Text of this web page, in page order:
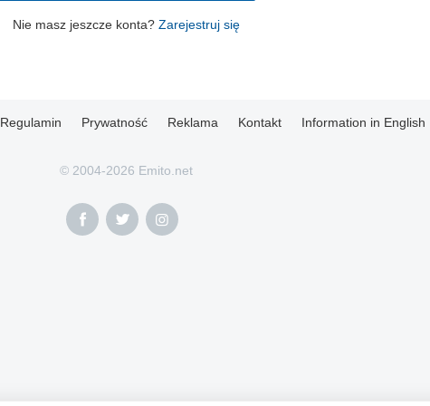
Nie masz jeszcze konta? Zarejestruj się
Regulamin Prywatność Reklama Kontakt Information in English
© 2004-2026 Emito.net